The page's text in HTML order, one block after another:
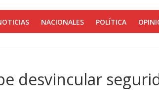
NACIONALES POLÍTICA
desvincular